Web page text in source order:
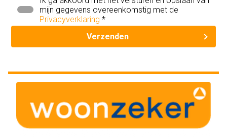
mijn gegevens overeenkomstig met de
Privacyverklaring *
Verzenden